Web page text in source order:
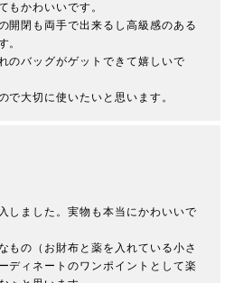
もかわいいです。
開閉も両手で出来るし高級感のある
。
のバッグがゲットできて嬉しいで
で大切に使いたいと思います。
しました。実物も本当にかわいいで
もの（お財布と薬を入れている小さ
ディネートのワンポイントとして楽